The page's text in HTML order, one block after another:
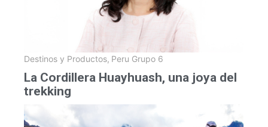
Destinos y Productos, Peru Grupo 6
La Cordillera Huayhuash, una joya del
trekking